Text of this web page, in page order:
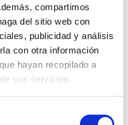
compartimos
del sitio web con
publicidad y análisis
con otra información
hayan recopilado a
sus servicios.
llegado al Big Data, qué es lo
hacer hace unos pocos
poder de manejar los datos
la relación entre BI y
Dónde estamos y dónde